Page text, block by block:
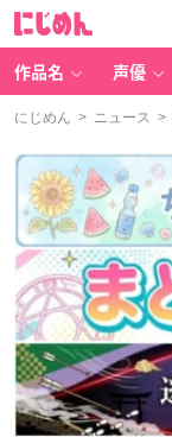
作品名 声優
にじめん > ニュース >